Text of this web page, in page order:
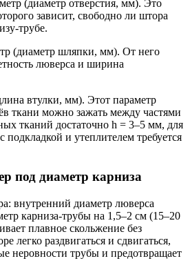
(диаметр отверстия, мм). Это
зависит, свободно ли штора
трубе.
(диаметр шляпки, мм). От него
люверса и ширина
втулки, мм). Этот параметр
ткани можно зажать между частями
тканий достаточно h = 3–5 мм, для
и утеплителем требуется
под диаметр карниза
внутренний диаметр люверса
карниза-трубы на 1,5–2 см (15–20
плавное скольжение без
легко раздвигаться и сдвигаться,
неровности трубы и предотвращает